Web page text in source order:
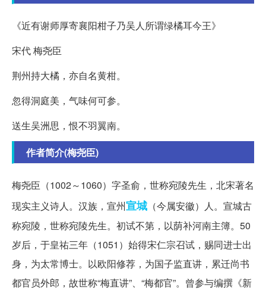
《近有谢师厚寄襄阳柑子乃吴人所谓绿橘耳今王》
宋代 梅尧臣
荆州持大橘，亦自名黄柑。
忽得洞庭美，气味何可参。
送生吴洲思，恨不羽翼南。
作者简介(梅尧臣)
梅尧臣（1002～1060）字圣俞，世称宛陵先生，北宋著名
现实主义诗人。汉族，宣州宣城 （今属安徽）人。宣城古
称宛陵，世称宛陵先生。初试不第，以荫补河南主簿。50
岁后，于皇祐三年（1051）始得宋仁宗召试，赐同进士出
身，为太常博士。以欧阳修荐，为国子监直讲，累迁尚书
都官员外郎，故世称“梅直讲”、“梅都官”。曾参与编撰《新